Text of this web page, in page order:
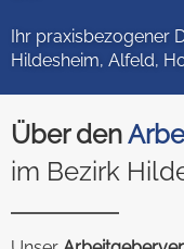
Ihr praxisbezogener
Hildesheim, Alfeld,
Über den
im Bezirk